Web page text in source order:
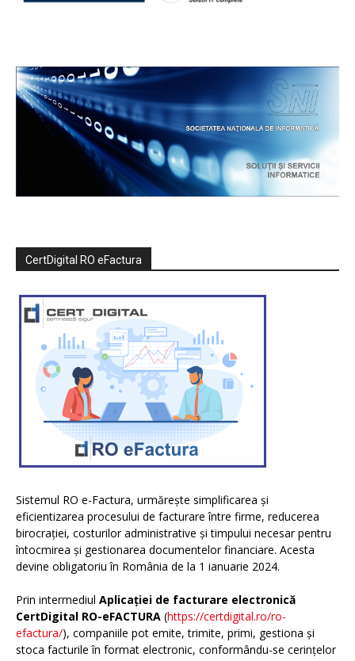
CertDigital RO eFactura
Sistemul RO e-Factura, urmărește simplificarea și
eficientizarea procesului de facturare între firme, reducerea
birocrației, costurilor administrative și timpului necesar pentru
întocmirea și gestionarea documentelor financiare. Acesta
devine obligatoriu în România de la 1 ianuarie 2024.
Prin intermediul Aplicației de facturare electronică
CertDigital RO-eFACTURA (https://certdigital.ro/ro-
efactura/), companiile pot emite, trimite, primi, gestiona și
stoca facturile în format electronic, conformându-se cerințelor